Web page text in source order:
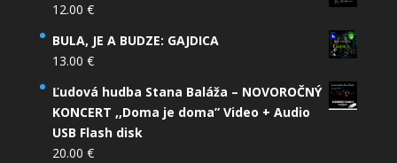
12.00 €
BULA, JE A BUDZE: GAJDICA
13.00 €
Ľudová hudba Stana Baláža – NOVOROČNÝ
KONCERT ,,Doma je doma” Video + Audio
USB Flash disk
20.00 €